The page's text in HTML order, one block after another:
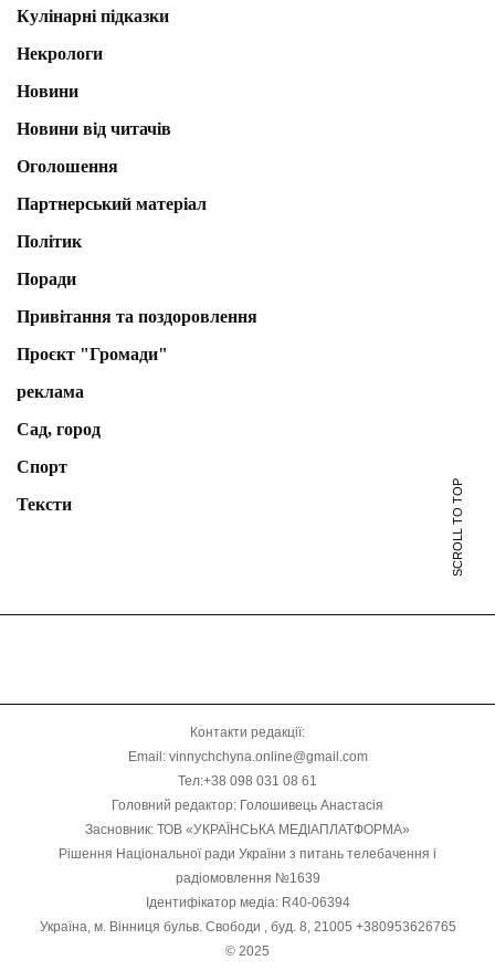
Кулінарні підказки
Некрологи
Новини
Новини від читачів
Оголошення
Партнерський матеріал
Політик
Поради
Привітання та поздоровлення
Проєкт "Громади"
реклама
Сад, город
Спорт
Тексти
SCROLL TO TOP
Контакти редакції:
Email: vinnychchyna.online@gmail.com
Тел:+38 098 031 08 61
Головний редактор: Голошивець Анастасія
Засновник: ТОВ «УКРАЇНСЬКА МЕДІАПЛАТФОРМА»
Рішення Національної ради України з питань телебачення і
радіомовлення №1639
Ідентифікатор медіа: R40-06394
Україна, м. Вінниця бульв. Свободи , буд. 8, 21005 +380953626765
© 2025